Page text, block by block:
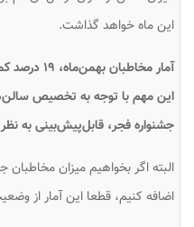
این ماه خواهد گذاشت.
آمار
این مهم با توجه به تخصیص
جشنواره فجر، قابل‌پیش‌بینی به
البته اگر بخواهیم میزان مخاطبان
اضافه کنیم، قطعا این آمار از